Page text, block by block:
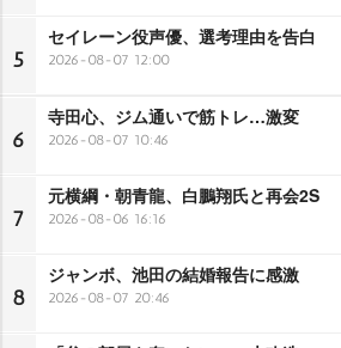
5
セイレーン役声優、選考理由を告白
2026-08-07 12:00
6
寺田心、ジム通いで筋トレ…激変
2026-08-07 10:46
7
元横綱・朝青龍、白鵬翔氏と再会2S
2026-08-06 16:16
8
ジャンボ、池田の結婚報告に感激
2026-08-07 20:46